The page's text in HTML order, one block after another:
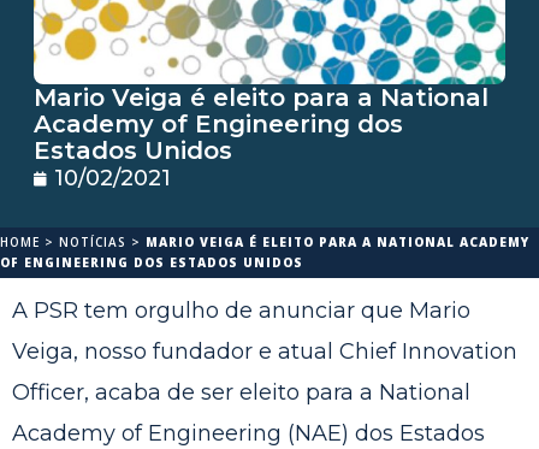
Mario Veiga é eleito para a National
Academy of Engineering dos
Estados Unidos
10/02/2021
HOME > NOTÍCIAS > MARIO VEIGA É ELEITO PARA A NATIONAL ACADEMY
OF ENGINEERING DOS ESTADOS UNIDOS
A PSR tem orgulho de anunciar que Mario
Veiga, nosso fundador e atual Chief Innovation
Officer, acaba de ser eleito para a National
Academy of Engineering (NAE) dos Estados